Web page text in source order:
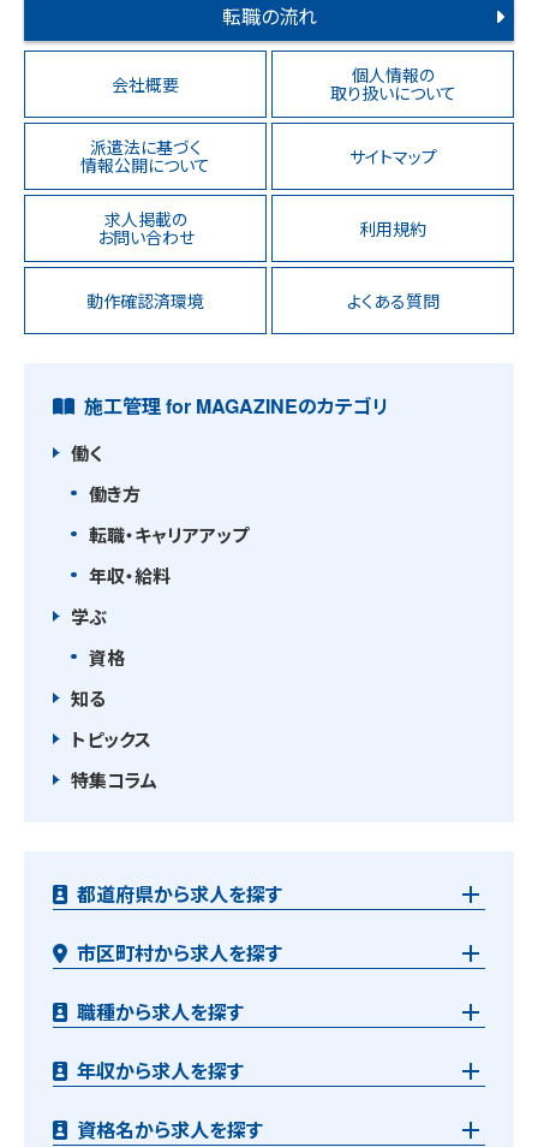
転職の流れ
会社概要 個人情報の
取り扱いについて
派遣法に基づく
情報公開について サイトマップ
求人掲載の
お問い合わせ 利用規約
動作確認済環境 よくある質問
施工管理 for MAGAZINEのカテゴリ
働く
働き方
転職・キャリアアップ
年収・給料
学ぶ
資格
知る
トピックス
特集コラム
都道府県から求人を探す
市区町村から求人を探す
職種から求人を探す
年収から求人を探す
資格名から求人を探す